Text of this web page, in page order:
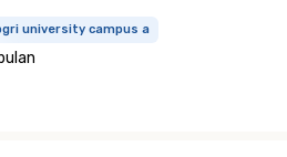
university campus a
bulan